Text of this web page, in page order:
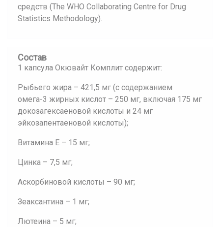
средств (The WHO Collaborating Centre for Drug
Statistics Methodology).
Состав
1 капсула Окювайт Комплит содержит:
Рыбьего жира – 421,5 мг (с содержанием
омега-3 жирных кислот – 250 мг, включая 175 мг
докозагексаеновой кислоты и 24 мг
эйкозапентаеновой кислоты);
Витамина Е – 15 мг;
Цинка – 7,5 мг;
Аскорбиновой кислоты – 90 мг;
Зеаксантина – 1 мг;
Лютеина – 5 мг;